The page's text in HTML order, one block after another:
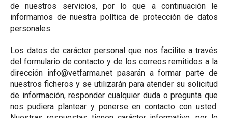
de nuestros servicios, por lo que a continuación le
informamos de nuestra política de protección de datos
personales.
Los datos de carácter personal que nos facilite a través
del formulario de contacto y de los correos remitidos a la
dirección info@vetfarma.net pasarán a formar parte de
nuestros ficheros y se utilizarán para atender su solicitud
de información, responder cualquier duda o pregunta que
nos pudiera plantear y ponerse en contacto con usted.